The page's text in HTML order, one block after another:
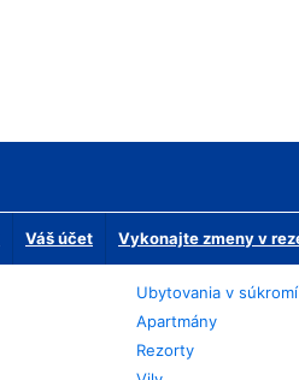
Váš účet Vykonajte zmeny v
Ubytovania v súkromí
Apartmány
Rezorty